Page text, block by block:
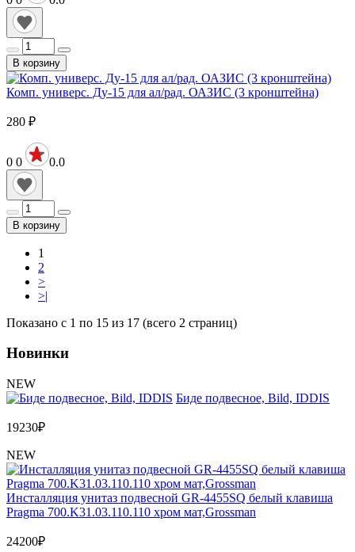
В корзину
Комп. универс. Ду-15 для ал/рад. ОАЗИС (3 кронштейна)
280 ₽
0 0 0.0
В корзину
1
2
>
>|
Показано с 1 по 15 из 17 (всего 2 страниц)
Новинки
NEW
Биде подвесное, Bild, IDDIS
19230₽
NEW
Инсталляция унитаз подвесной GR-4455SQ белый клавиша
Pragma 700.K31.03.110.110 хром мат,Grossman
24200₽